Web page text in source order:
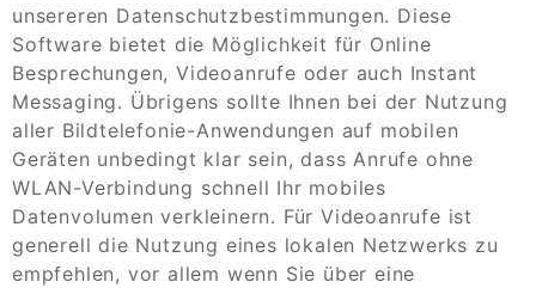
unsereren Datenschutzbestimmungen. Diese
Software bietet die Möglichkeit für Online
Besprechungen, Videoanrufe oder auch Instant
Messaging. Übrigens sollte Ihnen bei der Nutzung
aller Bildtelefonie-Anwendungen auf mobilen
Geräten unbedingt klar sein, dass Anrufe ohne
WLAN-Verbindung schnell Ihr mobiles
Datenvolumen verkleinern. Für Videoanrufe ist
generell die Nutzung eines lokalen Netzwerks zu
empfehlen, vor allem wenn Sie über eine